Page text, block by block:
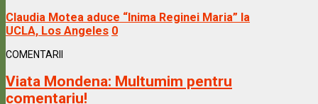
Claudia Motea aduce “Inima Reginei Maria” la
UCLA, Los Angeles 0
COMENTARII
Viata Mondena: Multumim pentru
comentariu!